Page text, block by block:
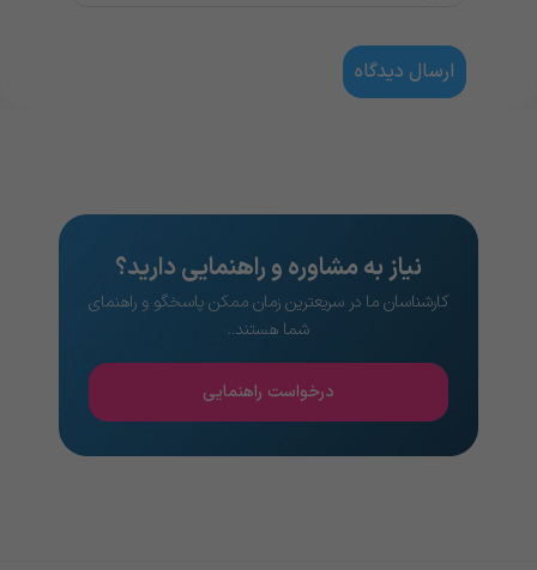
نیاز به مشاوره و راهنمایی دارید؟
کارشناسان ما در سریعترین زمان ممکن پاسخگو و راهنمای
شما هستند..
درخواست راهنمایی